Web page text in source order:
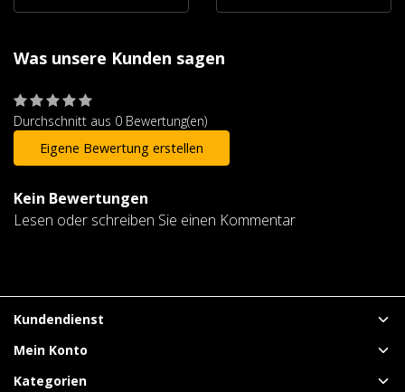
Was unsere Kunden sagen
Durchschnitt aus 0 Bewertung(en)
Eigene Bewertung erstellen
Kein Bewertungen
Lesen oder schreiben Sie einen Kommentar
Kundendienst
Mein Konto
Kategorien